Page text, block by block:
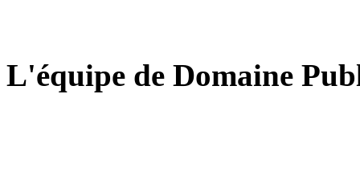
L'équipe de Domaine